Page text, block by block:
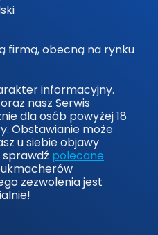
firmą, obecną na rynku
informacyjny.
nasz Serwis
dla osób powyżej 18
Obstawianie może
u siebie objawy
sprawdź polecane
zezwolenia jest